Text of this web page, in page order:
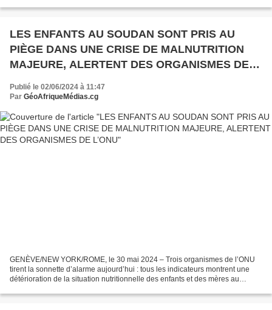
LES ENFANTS AU SOUDAN SONT PRIS AU
PIÈGE DANS UNE CRISE DE MALNUTRITION
MAJEURE, ALERTENT DES ORGANISMES DE
L’ONU
Publié le 02/06/2024 à 11:47
Par GéoAfriqueMédias.cg
GENÈVE/NEW YORK/ROME, le 30 mai 2024 – Trois organismes de l’ONU
tirent la sonnette d’alarme aujourd’hui : tous les indicateurs montrent une
détérioration de la situation nutritionnelle des enfants et des mères au